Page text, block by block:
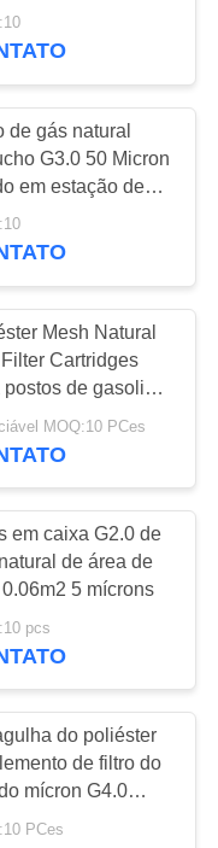
9
de
da
Utilizado na
de recolha de
de gás natural
G3.0 50 Micron
em estação de
de gás
Mesh Natural
Cartridges
postos de gasolina
e a linha
principal
MOQ:10 PCes
em caixa G2.0 de
de área de
5 mícrons
pcs
do poliéster
de filtro do
mícron G4.0
o feltro para o
PCes